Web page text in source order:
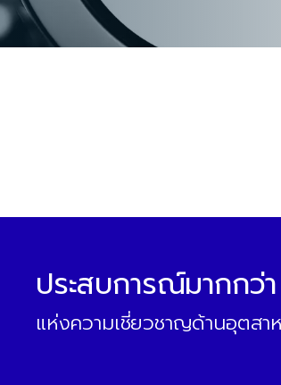
ประสบการณ์มากกว่
แห่งความเชี่ยวชาญด้านอุตสา